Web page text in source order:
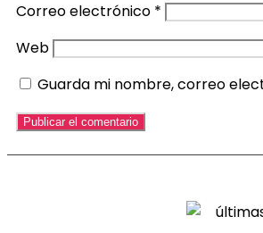
Correo electrónico *
Web
Guarda mi nombre, correo